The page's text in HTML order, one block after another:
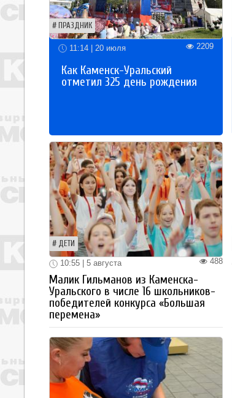
ПРАЗДНИК
11:14 | 20 июля 2209
Как Каменск-Уральский
отметил 325 день рождения
ДЕТИ
488
10:55 | 5 августа
Малик Гильманов из Каменска-
Уральского в числе 16 школьников-
победителей конкурса «Большая
перемена»